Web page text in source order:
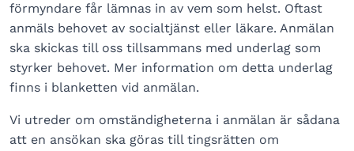
förmyndare får lämnas in av vem som helst. Oftast
anmäls behovet av socialtjänst eller läkare. Anmälan
ska skickas till oss tillsammans med underlag som
styrker behovet. Mer information om detta underlag
finns i blanketten vid anmälan.
Vi utreder om omständigheterna i anmälan är sådana
att en ansökan ska göras till tingsrätten om